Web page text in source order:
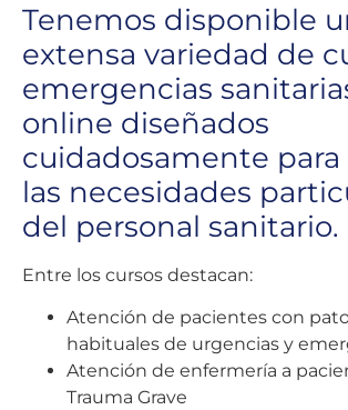
Tenemos disponible
extensa variedad de
emergencias
online diseñados
cuidadosamente
las necesidades
del personal sanitario.
Entre los cursos destacan:
Atención de pacientes con
habituales de urgencias y
Atención de enfermería a
Trauma Grave